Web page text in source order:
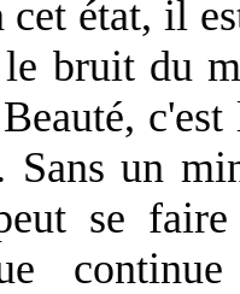
état, il
bruit du
Sans un
se